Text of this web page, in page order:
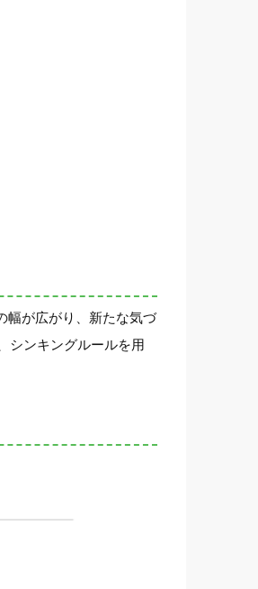
幅が広がり、新たな気づ
シンキングルールを用